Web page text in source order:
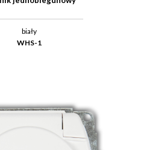
biały
WHS-1